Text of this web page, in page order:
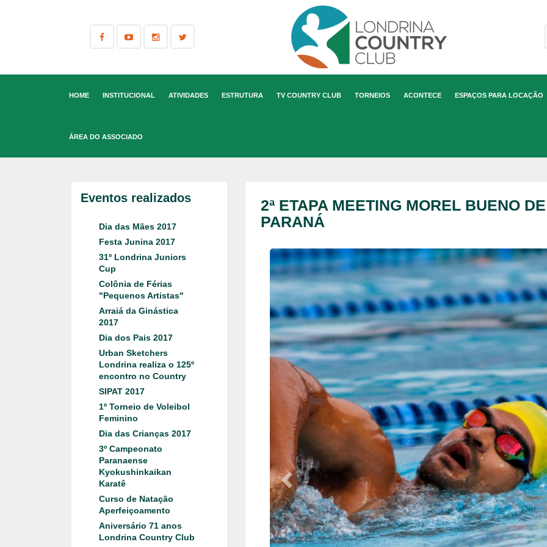
HOME INSTITUCIONAL ATIVIDADES ESTRUTURA TV COUNTRY CLUB TORNEIOS ACONTECE ESPAÇOS PARA LOCAÇÃO
ÁREA DO ASSOCIADO
Eventos realizados
Dia das Mães 2017
Festa Junina 2017
31º Londrina Juniors
Cup
Colônia de Férias
"Pequenos Artistas"
Arraiá da Ginástica
2017
Dia dos Pais 2017
Urban Sketchers
Londrina realiza o 125º
encontro no Country
SIPAT 2017
1º Torneio de Voleibol
Feminino
Dia das Crianças 2017
3º Campeonato
Paranaense
Kyokushinkaikan
Karatê
Curso de Natação
Aperfeiçoamento
Aniversário 71 anos
Londrina Country Club
2ª ETAPA MEETING MOREL BUENO
PARANÁ